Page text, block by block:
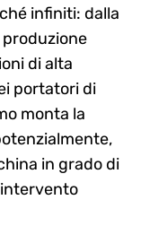
infiniti: dalla
di alta
portatori di
monta la
in grado di